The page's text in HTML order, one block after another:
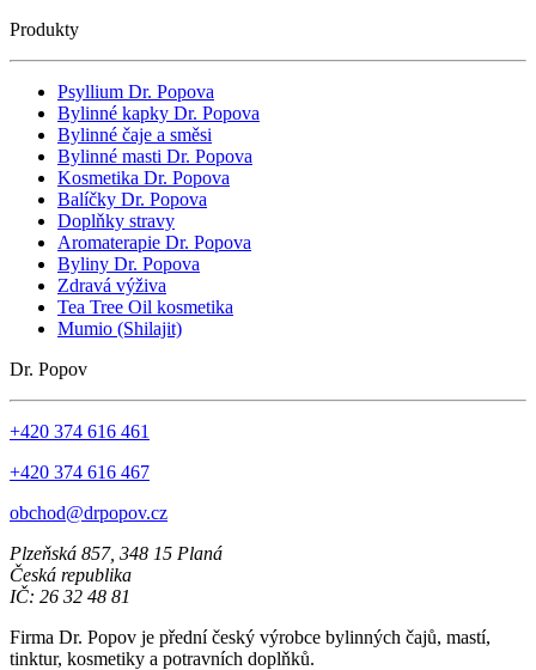
Produkty
Psyllium Dr. Popova
Bylinné kapky Dr. Popova
Bylinné čaje a směsi
Bylinné masti Dr. Popova
Kosmetika Dr. Popova
Balíčky Dr. Popova
Doplňky stravy
Aromaterapie Dr. Popova
Byliny Dr. Popova
Zdravá výživa
Tea Tree Oil kosmetika
Mumio (Shilajit)
Dr. Popov
+420 374 616 461
+420 374 616 467
obchod@drpopov.cz
Plzeňská 857, 348 15 Planá
Česká republika
IČ: 26 32 48 81
Firma Dr. Popov je přední český výrobce bylinných čajů, mastí,
tinktur, kosmetiky a potravních doplňků.